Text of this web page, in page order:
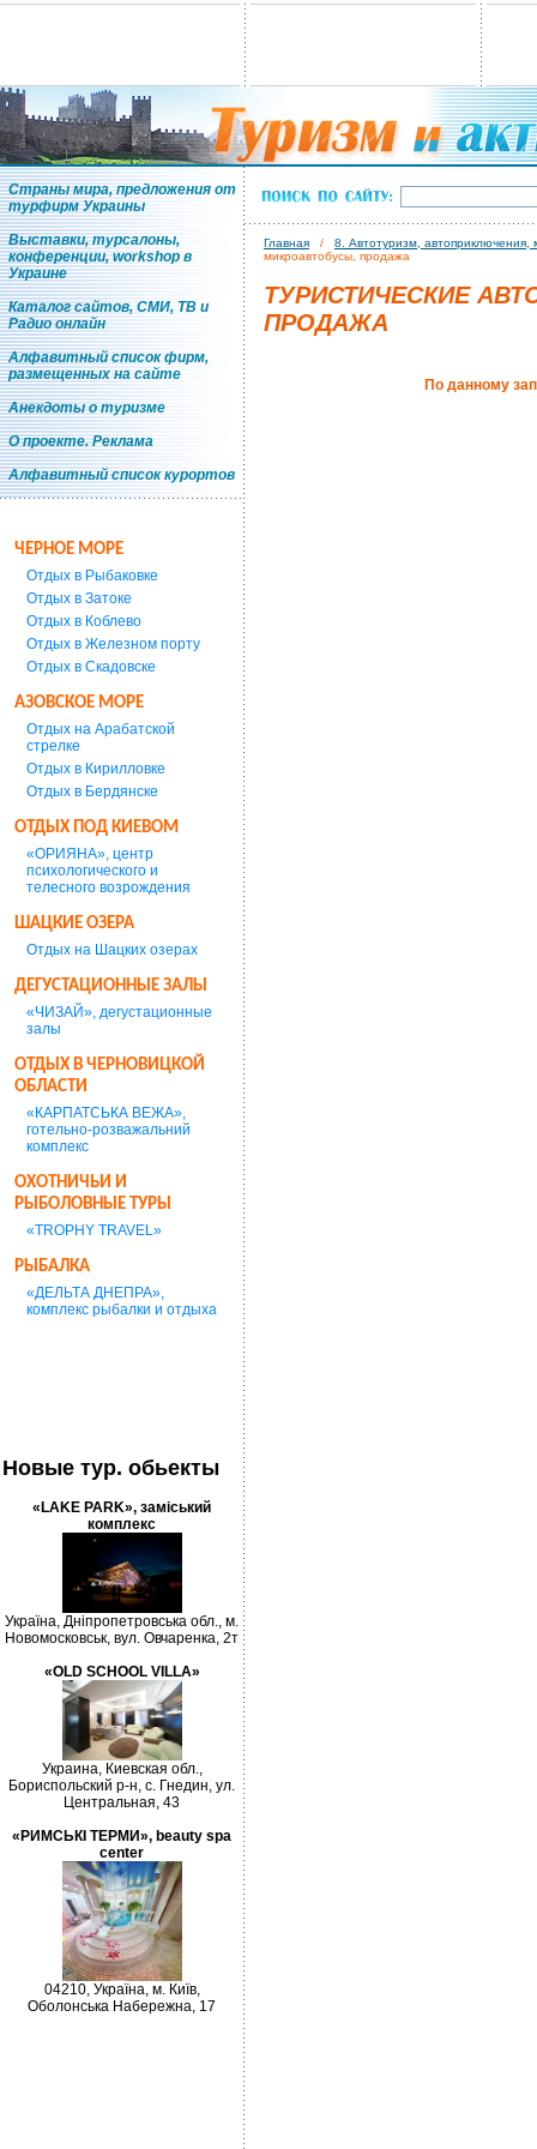
Страны мира, предложения от
турфирм Украины
Выставки, турсалоны,
конференции, workshop в
Украине
Каталог сайтов, СМИ, ТВ и
Радио онлайн
Алфавитный список фирм,
размещенных на сайте
Анекдоты о туризме
О проекте. Реклама
Алфавитный список курортов
ЧЕРНОЕ МОРЕ
Отдых в Рыбаковке
Отдых в Затоке
Отдых в Коблево
Отдых в Железном порту
Отдых в Скадовске
АЗОВСКОЕ МОРЕ
Отдых на Арабатской
стрелке
Отдых в Кирилловке
Отдых в Бердянске
ОТДЫХ ПОД КИЕВОМ
«ОРИЯНА», центр
психологического и
телесного возрождения
ШАЦКИЕ ОЗЕРА
Отдых на Шацких озерах
ДЕГУСТАЦИОННЫЕ ЗАЛЫ
«ЧИЗАЙ», дегустационные
залы
ОТДЫХ В ЧЕРНОВИЦКОЙ
ОБЛАСТИ
«КАРПАТСЬКА ВЕЖА»,
готельно-розважальний
комплекс
ОХОТНИЧЬИ И
РЫБОЛОВНЫЕ ТУРЫ
«TROPHY TRAVEL»
РЫБАЛКА
«ДЕЛЬТА ДНЕПРА»,
комплекс рыбалки и отдыха
Новые тур. обьекты
«LAKE PARK», заміський
комплекс
Україна, Дніпропетровська обл., м.
Новомосковськ, вул. Овчаренка, 2т
«OLD SCHOOL VILLA»
Украина, Киевская обл.,
Бориспольский р-н, с. Гнедин, ул.
Центральная, 43
«РИМСЬКІ ТЕРМИ», beauty spa
center
04210, Україна, м. Київ,
Оболонська Набережна, 17
Главная / 8. Автотуризм,
микроавтобусы, продажа
ТУРИСТИЧЕСКИЕ
ПРОДАЖА
По данному